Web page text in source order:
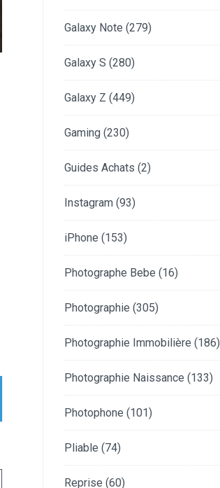
Galaxy Note (279)
Galaxy S (280)
Galaxy Z (449)
Gaming (230)
Guides Achats (2)
Instagram (93)
iPhone (153)
Photographe Bebe (16)
Photographie (305)
Photographie Immobilière (186)
Photographie Naissance (133)
Photophone (101)
Pliable (74)
Reprise (60)